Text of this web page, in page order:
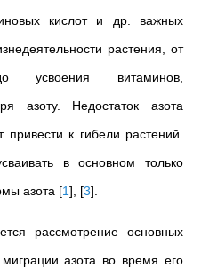
кислот и др. важных
растения, от
усвоения витаминов,
азоту. Недостаток азота
к гибели растений.
в основном только
азота [1] [3]
рассмотрение основных
азота во время его